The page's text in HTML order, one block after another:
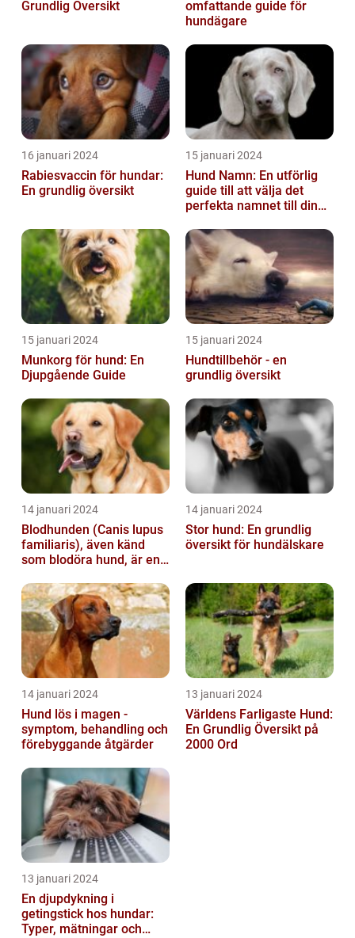
Grundlig Översikt
omfattande guide för
hundägare
16 januari 2024
Rabiesvaccin för hundar:
En grundlig översikt
15 januari 2024
Hund Namn: En utförlig
guide till att välja det
perfekta namnet till din
15 januari 2024
Munkorg för hund: En
Djupgående Guide
15 januari 2024
Hundtillbehör - en
grundlig översikt
14 januari 2024
Blodhunden (Canis lupus
familiaris), även känd
som blodöra hund, är en
kara...
14 januari 2024
Stor hund: En grundlig
översikt för hundälskare
14 januari 2024
Hund lös i magen -
symptom, behandling och
förebyggande åtgärder
13 januari 2024
Världens Farligaste Hund:
En Grundlig Översikt på
2000 Ord
13 januari 2024
En djupdykning i
getingstick hos hundar:
Typer, mätningar och